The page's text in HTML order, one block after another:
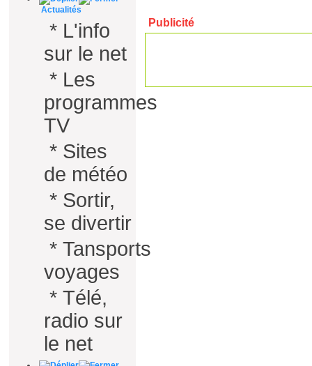
Actualités
* L'info
sur le net
* Les
programmes
TV
* Sites
de météo
* Sortir,
se divertir
* Tansports
voyages
* Télé,
radio sur
le net
Publicité